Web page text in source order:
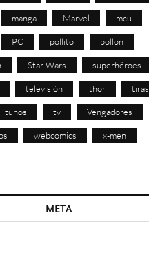
manga Marvel mcu
PC pollito pollon
Star Wars superhéroes
televisión thor tiras
tunos tv Vengadores
webcomics x-men
META